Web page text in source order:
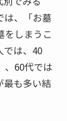
は、「お墓
をしまうこ
では、40
、60代では
最も多い結